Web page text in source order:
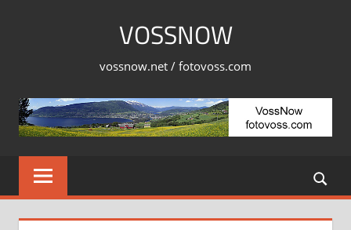
VOSSNOW
vossnow.net / fotovoss.com